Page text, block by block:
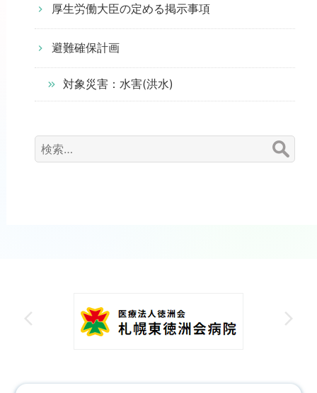
厚生労働大臣の定める掲示事項
避難確保計画
対象災害：水害(洪水)
検
索: